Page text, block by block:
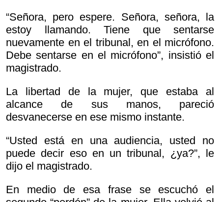
“Señora, pero espere. Señora, señora, la
estoy llamando. Tiene que sentarse
nuevamente en el tribunal, en el micrófono.
Debe sentarse en el micrófono”, insistió el
magistrado.
La libertad de la mujer, que estaba al
alcance de sus manos, pareció
desvanecerse en ese mismo instante.
“Usted está en una audiencia, usted no
puede decir eso en un tribunal, ¿ya?”, le
dijo el magistrado.
En medio de esa frase se escuchó el